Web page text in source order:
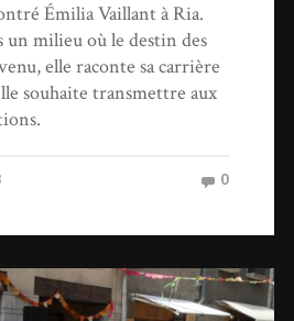
Émilia Vaillant à Ria.
un milieu où le destin des
elle raconte sa carrière
souhaite transmettre aux
0